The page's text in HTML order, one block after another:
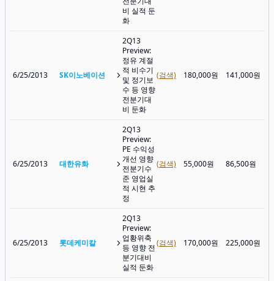
비 실적 둔
화
6/25/2013 SK이노베이션
2Q13
Preview:
정유 계절
적 비수기
및 정기보
수 등 영향
전분기대
비 둔화
(검색) 180,000원 141,000원
6/25/2013 대한유화
2Q13
Preview:
PE 수익성
개선 영향
전분기수
준 영업실
적 시현 추
정
(검색) 55,000원 86,500원
6/25/2013 롯데케미칼
2Q13
Preview:
업황위축
등 영향 전
분기대비
실적 둔화
(검색) 170,000원 225,000원